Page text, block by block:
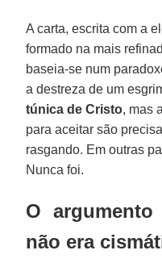
A carta, escrita com a
formado na mais
baseia-se num
a destreza de um
túnica de Cristo, mas
para aceitar são
rasgando. Em outras
Nunca foi.
O
não era